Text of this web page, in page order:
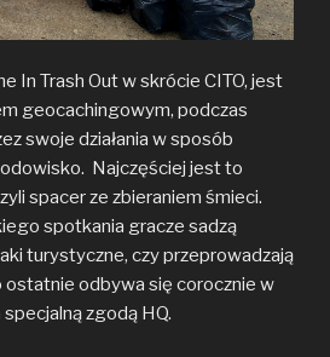
In Trash Out w skrócie CITO, jest
geocachingowym, podczas
swoje działania w sposób
Najczęściej jest to
spacer ze zbieraniem śmieci.
spotkania gracze sadzą
turystyczne, czy przeprowadzają
ostatnie odbywa się corocznie w
zgodą HQ.